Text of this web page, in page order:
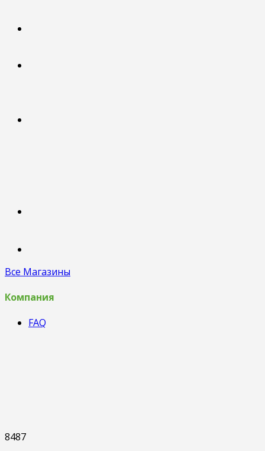
Все Магазины
Компания
FAQ
8487